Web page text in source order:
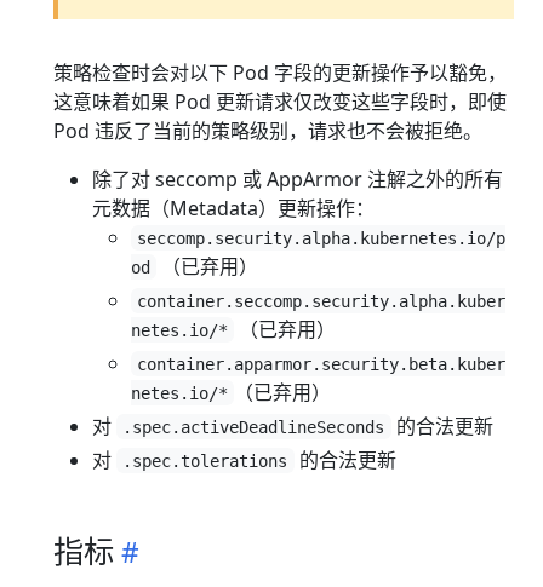
策略检查时会对以下 Pod 字段的更新操作予以豁免，
这意味着如果 Pod 更新请求仅改变这些字段时，即使
Pod 违反了当前的策略级别，请求也不会被拒绝。
除了对 seccomp 或 AppArmor 注解之外的所有
元数据（Metadata）更新操作：
seccomp.security.alpha.kubernetes.io/p
od
（已弃用）
container.seccomp.security.alpha.kuber
netes.io/*
（已弃用）
container.apparmor.security.beta.kuber
netes.io/*
（已弃用）
对
.spec.activeDeadlineSeconds
的合法更新
对
.spec.tolerations 的合法更新
指标